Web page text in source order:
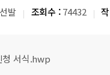
발 조회수 :74432
청 서식.hwp